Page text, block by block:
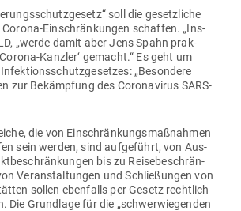
soll die gesetz­liche
Ein­schrän­kungen schaffen. „Ins­
„werde damit aber Jens Spahn prak­
Kanzler‘ gemacht.“ Es geht um
„Besondere
zur Bekämpfung des Coro­na­virus SARS-
die von Ein­schrän­kungs­maß­nahmen
sein werden, sind auf­ge­führt, von Aus­
bis zu Rei­se­be­schrän­
Ver­an­stal­tungen und Schlie­ßungen von
sollen eben­falls per Gesetz rechtlich
Die Grundlage für die „schwer­wie­genden